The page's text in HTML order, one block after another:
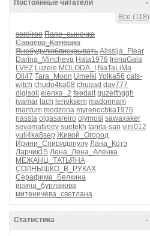
-
Постоянные читатели
Все (118)
soreiroo Папе_сыночка
Сараева_Катющка
Янебудулюбвискрывать Alissija_Flear
Darina_Mincheva Hata1978 IrenaGala
LVEZ Luzele MOLODA_I
NaTaLiMa
Oli47 Tara_Moon Umelki Yolka56 cats-
witch chudo4ka08 chugad dav777
digisoll
elenka_2 feedalt guzelfhggh
ivamar lach lenoksem madonnam
mantum modzona myrenochka1976
nassta olgasareiro olymosi sawaxaker
sevamatveev suetekh tanita-san vini012
yuli4ka8sep Живой_Огород
Ирини_Спиридопулу Лана_Котэ
Ларчик15 Лена_Лена_Аленка
МЕЖАНЦ_ТАТЬЯНА
СОЛНЫШКО_В_РУКАХ
Серафима_Белкина
ирина_бурлакова
митеничева_светлана
-
Статистика